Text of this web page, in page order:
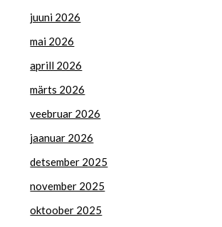
juuni 2026
mai 2026
aprill 2026
märts 2026
veebruar 2026
jaanuar 2026
detsember 2025
november 2025
oktoober 2025